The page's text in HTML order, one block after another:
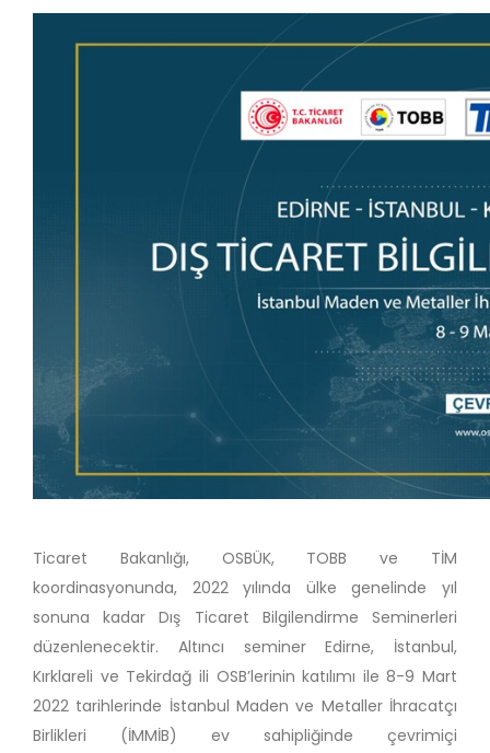
Ticaret Bakanlığı, OSBÜK, TOBB ve TİM
koordinasyonunda, 2022 yılında ülke genelinde yıl
sonuna kadar Dış Ticaret Bilgilendirme Seminerleri
düzenlenecektir. Altıncı seminer Edirne, İstanbul,
Kırklareli ve Tekirdağ ili OSB’lerinin katılımı ile 8-9 Mart
2022 tarihlerinde İstanbul Maden ve Metaller İhracatçı
Birlikleri (İMMİB) ev sahipliğinde çevrimiçi